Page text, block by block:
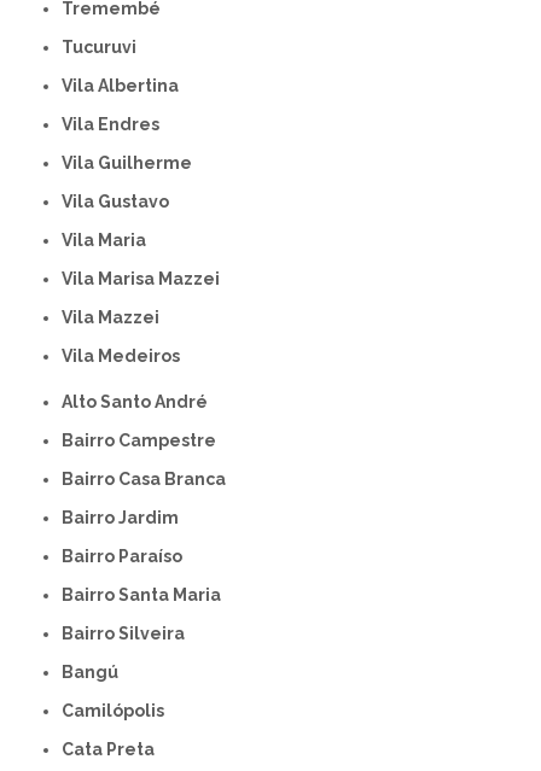
Tremembé
Tucuruvi
Vila Albertina
Vila Endres
Vila Guilherme
Vila Gustavo
Vila Maria
Vila Marisa Mazzei
Vila Mazzei
Vila Medeiros
Alto Santo André
Bairro Campestre
Bairro Casa Branca
Bairro Jardim
Bairro Paraíso
Bairro Santa Maria
Bairro Silveira
Bangú
Camilópolis
Cata Preta